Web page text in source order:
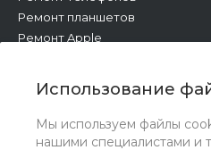
Использование
Мы используем файлы
нашими специалистами и
Ремонт планшетов
Ремонт Apple